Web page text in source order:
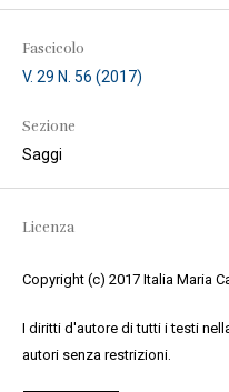
Fascicolo
V. 29 N. 56 (2017)
Sezione
Saggi
Licenza
Copyright (c) 2017 Italia Maria
I diritti d'autore di tutti i testi
autori senza restrizioni.